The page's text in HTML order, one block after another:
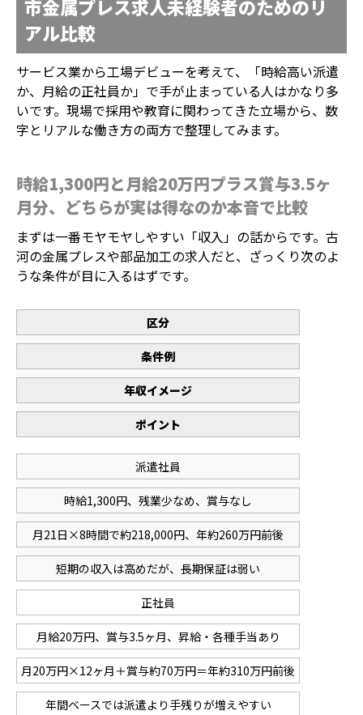
市金属プレス求人未経験者のためのリ
アル比較
サービス業から工場デビューを考えて、「時給高い派遣
か、月給の正社員か」で手が止まっている人はかなり多
いです。現場で採用や教育に関わってきた立場から、数
字とリアルな働き方の両方で整理してみます。
時給1,300円と月給20万円プラス賞与3.5ヶ
月分、どちらが実は得なのか本音で比較
まずは一番モヤモヤしやすい「収入」の話からです。古
河の金属プレスや部品加工の求人だと、ざっくり次のよ
うな条件が目に入るはずです。
区分
条件例
年収イメージ
ポイント
派遣社員
時給1,300円、残業少なめ、賞与なし
月21日×8時間で約218,000円、年約260万円前後
短期の収入は高めだが、長期保証は弱い
正社員
月給20万円、賞与3.5ヶ月、昇給・各種手当あり
月20万円×12ヶ月＋賞与約70万円＝年約310万円前後
年間ベースでは派遣より手残りが増えやすい